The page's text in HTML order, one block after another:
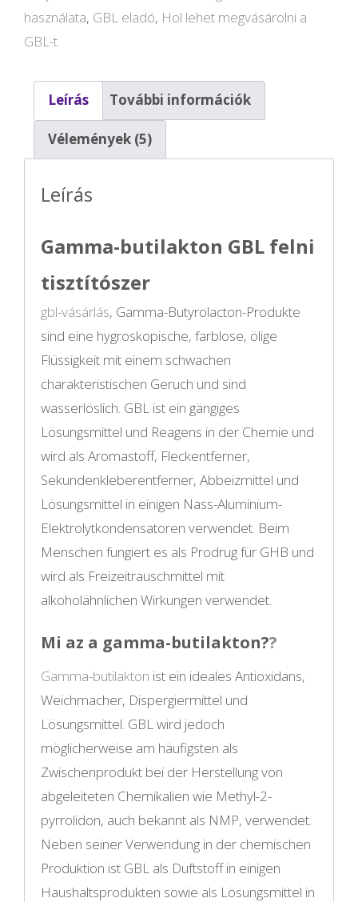
használata, GBL eladó, Hol lehet megvásárolni a
GBL-t
Leírás További információk
Vélemények (5)
Leírás
Gamma-butilakton GBL felni
tisztítószer
gbl-vásárlás, Gamma-Butyrolacton-Produkte
sind eine hygroskopische, farblose, ölige
Flüssigkeit mit einem schwachen
charakteristischen Geruch und sind
wasserlöslich. GBL ist ein gängiges
Lösungsmittel und Reagens in der Chemie und
wird als Aromastoff, Fleckentferner,
Sekundenkleberentferner, Abbeizmittel und
Lösungsmittel in einigen Nass-Aluminium-
Elektrolytkondensatoren verwendet. Beim
Menschen fungiert es als Prodrug für GHB und
wird als Freizeitrauschmittel mit
alkoholähnlichen Wirkungen verwendet.
Mi az a gamma-butilakton??
Gamma-butilakton ist ein ideales Antioxidans,
Weichmacher, Dispergiermittel und
Lösungsmittel. GBL wird jedoch
möglicherweise am häufigsten als
Zwischenprodukt bei der Herstellung von
abgeleiteten Chemikalien wie Methyl-2-
pyrrolidon, auch bekannt als NMP, verwendet.
Neben seiner Verwendung in der chemischen
Produktion ist GBL als Duftstoff in einigen
Haushaltsprodukten sowie als Lösungsmittel in